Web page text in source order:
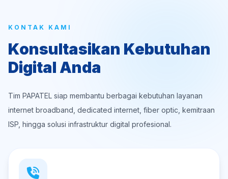
KONTAK KAMI
Konsultasikan Kebutuhan
Digital Anda
Tim PAPATEL siap membantu berbagai kebutuhan layanan
internet broadband, dedicated internet, fiber optic, kemitraan
ISP, hingga solusi infrastruktur digital profesional.